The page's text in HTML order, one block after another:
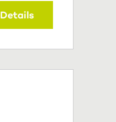
Details